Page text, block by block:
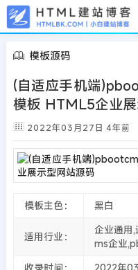
模板源码
(自适应手机端
模板 HTML5企业
2022年03月27日 4年前
模板主色： 黑白
适用行业：
企业通用
ms企业